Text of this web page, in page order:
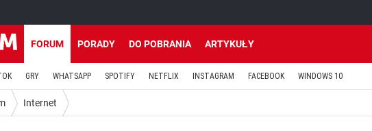
FORUM PORADY DO POBRANIA ARTYKUŁY
GRY WHATSAPP SPOTIFY NETFLIX INSTAGRAM FACEBOOK WINDOWS 10
Internet